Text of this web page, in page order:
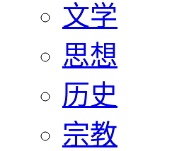
文学
思想
历史
宗教